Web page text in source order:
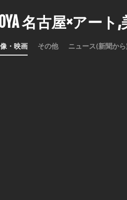
名古屋×アー
・映画 その他 ニュース(新聞から